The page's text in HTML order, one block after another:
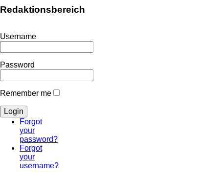
Redaktionsbereich
Username
Password
Remember me
Forgot
your
password?
Forgot
your
username?